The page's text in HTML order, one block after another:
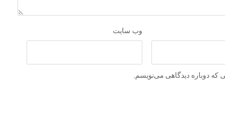
وب‌ سایت
که دوباره دیدگاهی می‌نویسم.